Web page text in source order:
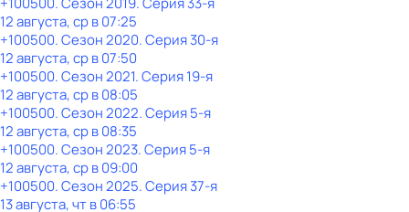
12 августа, ср в 07:25
+100500. Сезон 2020. Серия 30-я
12 августа, ср в 07:50
+100500. Сезон 2021. Серия 19-я
12 августа, ср в 08:05
+100500. Сезон 2022. Серия 5-я
12 августа, ср в 08:35
+100500. Сезон 2023. Серия 5-я
12 августа, ср в 09:00
+100500. Сезон 2025. Серия 37-я
13 августа, чт в 06:55